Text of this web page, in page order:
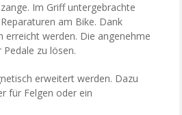
Im Griff untergebrachte
am Bike. Dank
erreicht werden. Die angenehme
zu lösen.
erweitert werden. Dazu
für Felgen oder ein